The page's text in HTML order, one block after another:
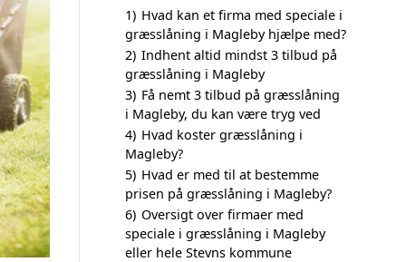
1) Hvad kan et firma med speciale i
græsslåning i Magleby hjælpe med?
2) Indhent altid mindst 3 tilbud på
græsslåning i Magleby
3) Få nemt 3 tilbud på græsslåning
i Magleby, du kan være tryg ved
4) Hvad koster græsslåning i
Magleby?
5) Hvad er med til at bestemme
prisen på græsslåning i Magleby?
6) Oversigt over firmaer med
speciale i græsslåning i Magleby
eller hele Stevns kommune